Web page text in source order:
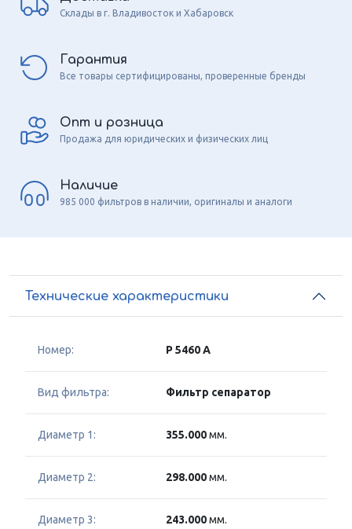
Склады в г. Владивосток и Хабаровск
Гарантия
Все товары сертифицированы, проверенные бренды
Опт и розница
Продажа для юридических и физических лиц
Наличие
985 000 фильтров в наличии, оригиналы и аналоги
Технические характеристики
Номер: P 5460 A
Вид фильтра: Фильтр сепаратор
Диаметр 1: 355.000мм.
Диаметр 2: 298.000мм.
Диаметр 3: 243.000мм.